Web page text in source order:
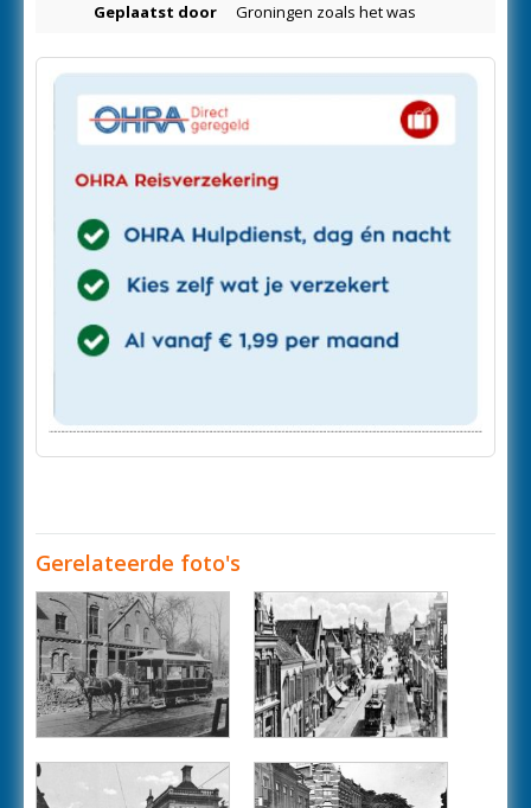
Geplaatst door Groningen zoals het was
Gerelateerde foto's